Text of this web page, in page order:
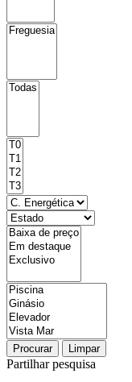
Procurar Limpar
Partilhar pesquisa